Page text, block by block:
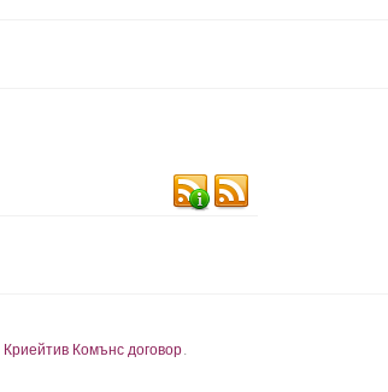
Криейтив Комънс договор.